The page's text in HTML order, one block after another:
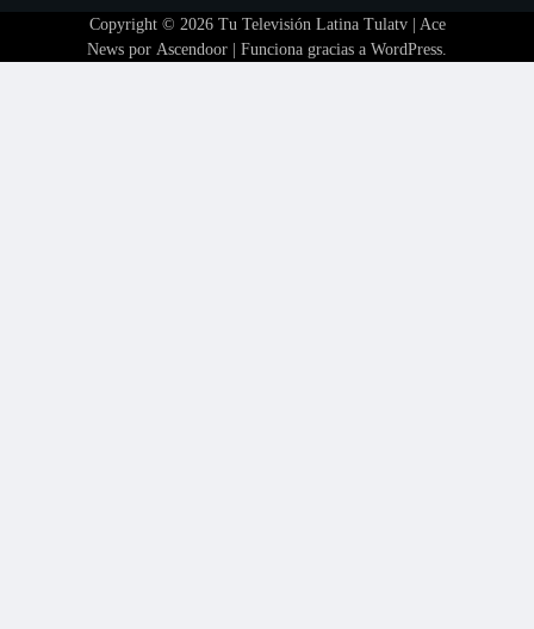
Copyright © 2026 Tu Televisión Latina Tulatv| Ace
News por Ascendoor | Funciona gracias a WordPress